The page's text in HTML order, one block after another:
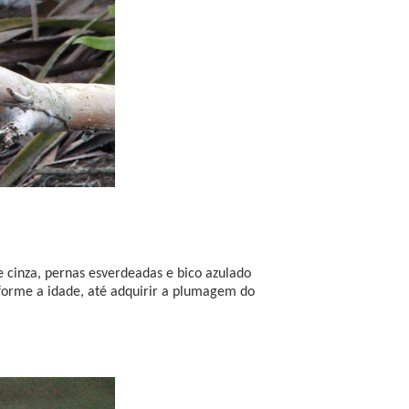
pernas esverdeadas e bico azulado
a idade, até adquirir a plumagem do